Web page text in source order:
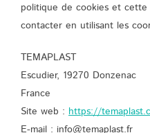
politique de cookies et
contacter en utilisant les
TEMAPLAST
Escudier, 19270 Donzenac
France
Site web : https://
E-mail : info@temaplast.fr